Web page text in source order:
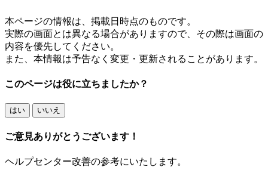
本ページの情報は、掲載日時点のものです。
実際の画面とは異なる場合がありますので、その際は画面の
内容を優先してください。
また、本情報は予告なく変更・更新されることがあります。
このページは役に立ちましたか？
はい いいえ
ご意見ありがとうございます！
ヘルプセンター改善の参考にいたします。